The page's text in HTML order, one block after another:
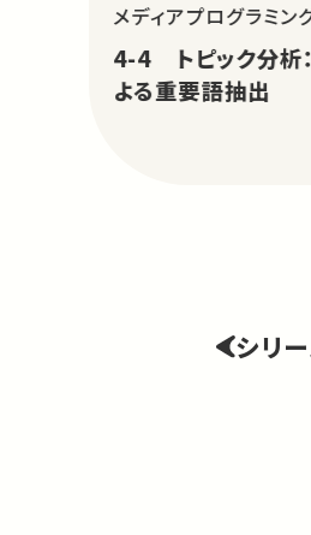
メディアプログラミン
4-4 トピック分
よる重要語抽出
シリ